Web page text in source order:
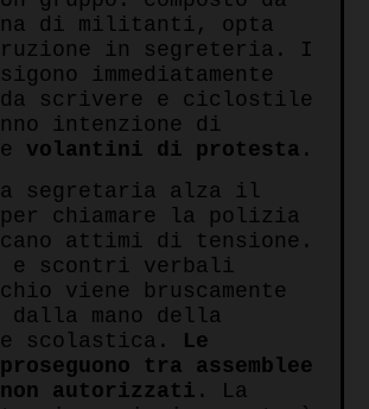
di militanti, opta
in segreteria. I
immediatamente
da scrivere e ciclostile
intenzione di
volantini di protesta .
segretaria alza il
chiamare la polizia
attimi di tensione.
e scontri verbali
viene bruscamente
dalla mano della
scolastica. Le
tra assemblee
autorizzati . La